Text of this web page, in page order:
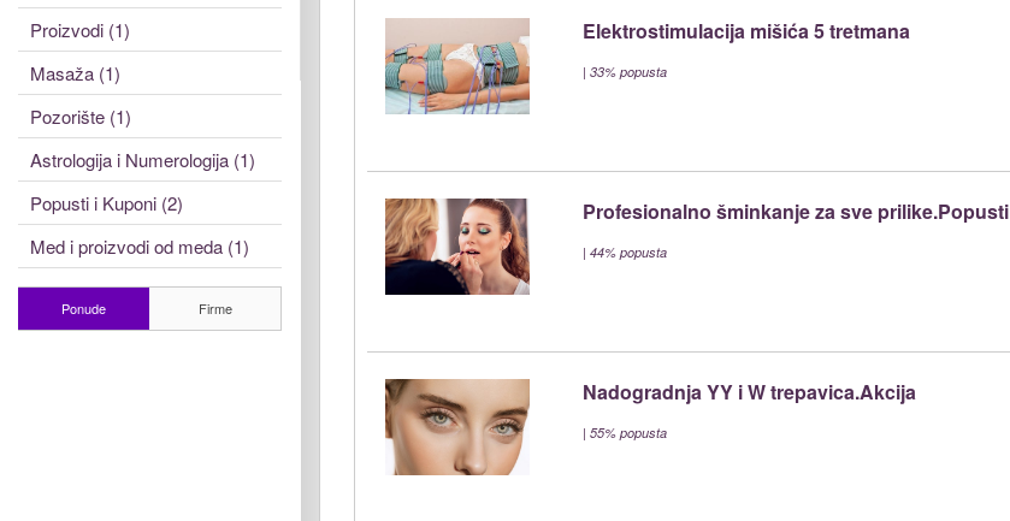
Proizvodi (1)
Masaža (1)
Pozorište (1)
Astrologija i Numerologija (1)
Popusti i Kuponi (2)
Med i proizvodi od meda (1)
Ponude Firme
Elektrostimulacija mišića 5 tretmana
| 33% popusta
Profesionalno šminkanje za sve prilike.Popusti
| 44% popusta
Nadogradnja YY i W trepavica.Akcija
| 55% popusta